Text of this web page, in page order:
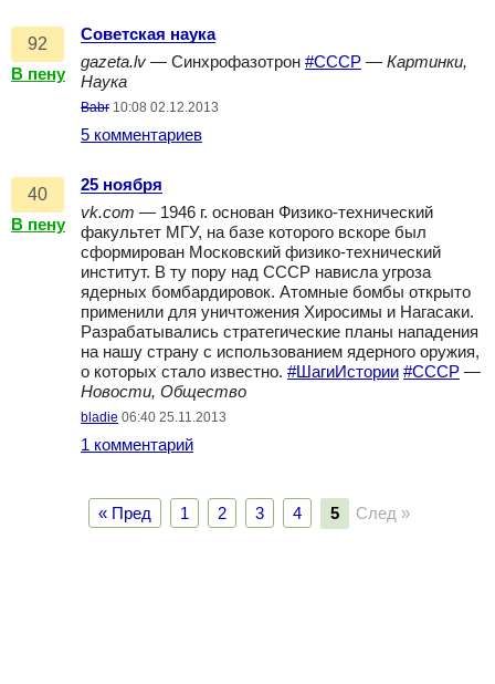
92
В пену
Советская наука
gazeta.lv — Синхрофазотрон #СССР — Картинки,
Наука
Babr 10:08 02.12.2013
5 комментариев
40
В пену
25 ноября
vk.com — 1946 г. основан Физико-технический
факультет МГУ, на базе которого вскоре был
сформирован Московский физико-технический
институт. В ту пору над СССР нависла угроза
ядерных бомбардировок. Атомные бомбы открыто
применили для уничтожения Хиросимы и Нагасаки.
Разрабатывались стратегические планы нападения
на нашу страну с использованием ядерного оружия,
о которых стало известно. #ШагиИстории #СССР —
Новости, Общество
bladie 06:40 25.11.2013
1 комментарий
« Пред 1 2 3 4 5 След »